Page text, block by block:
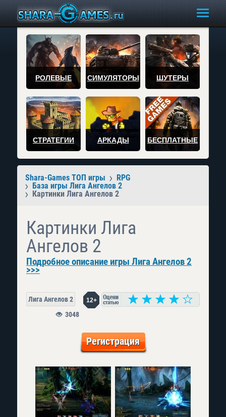
РОЛЕВЫЕ СИМУЛЯТОРЫ ШУТЕРЫ
СТРАТЕГИИ АРКАДЫ БЕСПЛАТНЫЕ
Shara-Games ТОП игры
RPG
База игры Лига Ангелов 2
Картинки Лига Ангелов 2
Картинки Лига
Ангелов 2
Подробное описание игры Лига Ангелов 2
>>>
Лига Ангелов 2 12+
3048
Регистрация